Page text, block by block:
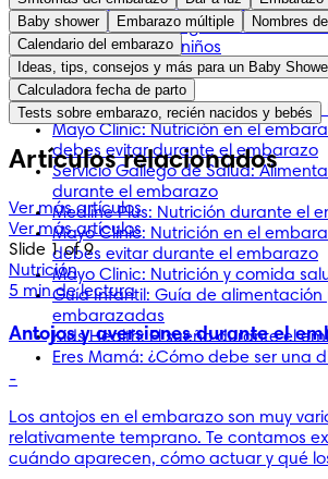
embarazo, ¿qué hay que tener en
Ser Padres: El peligro de la leche
embarazadas y niños
IVI: Qué se puede comer y qué no
embarazo
Organización Mundial de la Salud:
Mayo Clinic: Nutrición en el
debes evitar durante el embarazo
Servicio Gallego de Salud:
durante el embarazo
Medline Plus: Nutrición durante el
Mayo Clinic: Nutrición en el
debes evitar durante el embarazo
Mayo Clinic: Nutrición y comida
Guía Infantil: Guía de alimentación
embarazadas
Kids Health: El sueño durante el
Eres Mamá: ¿Cómo debe ser una
Baby shower
Embarazo múltiple
Nombres
Calendario del embarazo
Ideas, tips, consejos y más para un Baby
Calculadora fecha de parto
Tests sobre embarazo, recién nacidos y bebés
Artículos relacionados
Ver más artículos
Ver más artículos
Slide 1 of 9
Nutrición
5 min de lectura
Antojos y aversiones durante el
-
Los antojos en el embarazo son muy
relativamente temprano. Te contamos
cuándo aparecen, cómo actuar y qué